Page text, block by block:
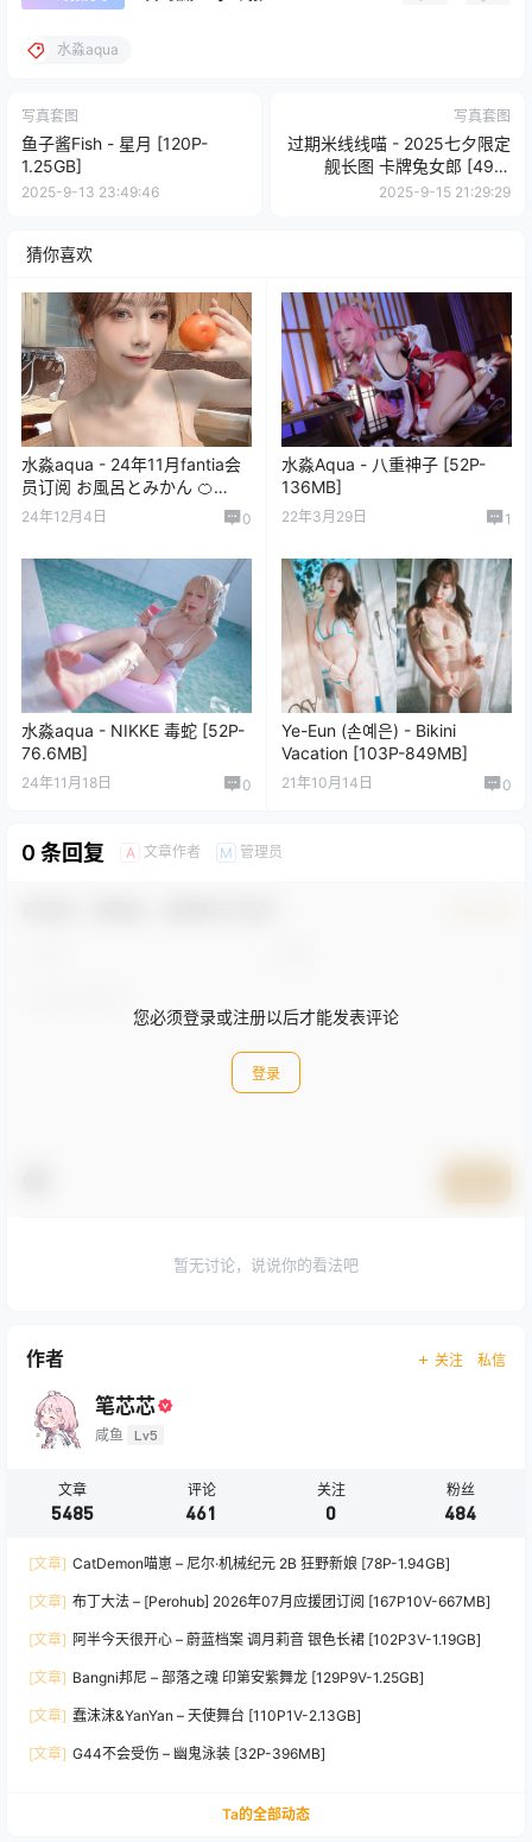
水淼aqua
写真套图
鱼子酱Fish - 星月 [120P-
1.25GB]
2025-9-13 23:49:46
写真套图
过期米线线喵 - 2025七夕限定
舰长图 卡牌兔女郎 [49P-
129MB]
2025-9-15 21:29:29
猜你喜欢
水淼aqua - 24年11月fantia会
员订阅 お風呂とみかん 🍊
[20P-33.3MB]
24年12月4日 0
水淼Aqua - 八重神子 [52P-
136MB]
22年3月29日 1
水淼aqua - NIKKE 毒蛇 [52P-
76.6MB]
24年11月18日 0
Ye-Eun (손예은) - Bikini
Vacation [103P-849MB]
21年10月14日 0
0 条回复 A 文章作者 M 管理员
您必须登录或注册以后才能发表评论
登录
暂无讨论，说说你的看法吧
作者 关注 私信
笔芯芯
咸鱼 Lv5
文章
5485
评论
461
关注
0
粉丝
484
[文章] CatDemon喵崽 – 尼尔·机械纪元 2B 狂野新娘 [78P-1.94GB]
[文章] 布丁大法 – [Perohub] 2026年07月应援团订阅 [167P10V-667MB]
[文章] 阿半今天很开心 – 蔚蓝档案 调月莉音 银色长裙 [102P3V-1.19GB]
[文章] Bangni邦尼 – 部落之魂 印第安紫舞龙 [129P9V-1.25GB]
[文章] 蠢沫沫&YanYan – 天使舞台 [110P1V-2.13GB]
[文章] G44不会受伤 – 幽鬼泳装 [32P-396MB]
Ta的全部动态